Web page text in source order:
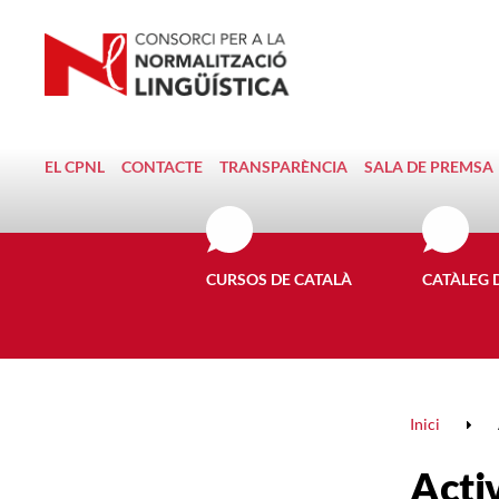
EL CPNL CONTACTE TRANSPARÈNCIA SALA DE PREMSA
CURSOS DE CATALÀ CATÀLEG
Inici